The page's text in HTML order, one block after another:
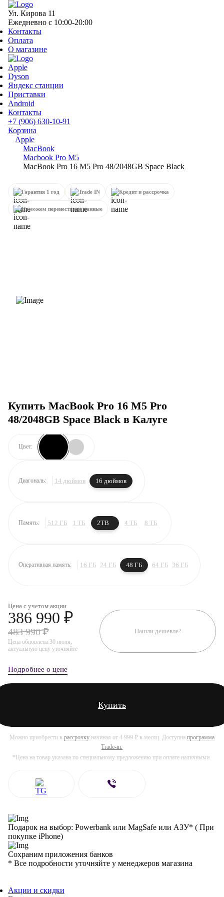
Ул. Кирова 11
Ежедневно с 10:00-20:00
Контакты
Оплата
О магазине
Apple
Dyson
Яндекс станции
Приставки
Android
Контакты
+7 (906) 630-10-91
Корзина
Apple
MacBook
Macbook Pro M5
MacBook Pro 16 M5 Pro 48/2048GB Space Black
Гарантия 1 год Trade IN Кредит и рассрочка
Поможем перенести все данные
Купить MacBook Pro 16 M5 Pro
48/2048GB Space Black в Калуге
Цвет:
Диагональ: 14 дюймов 16 дюймов
Память: 512 ГБ 1 ТБ 2TB 4 ТБ 8 ТБ
Оперативная память: 16 ГБ 24 ГБ 48 ГБ 64 ГБ 36 ГБ
Цена с учетом акции
386 990 ₽
483 990 ₽
Цена обновлена 30 июля,
актуальную цену уточняйте
Нашли дешевле?
Подробнее о цене
Купить
Можно приобрести в рассрочкуначиная от 4 999 ₽ в месяц. Доступна программа
Trade-in.
*Цена на товар указана по специальному предложению при оплате наличными.
Подарок на выбор: Powerbank или MagSafe или AЗУ* ( При
покупке iPhone)
Сохраним приложения банков
* Все подробности уточняйте у менеджеров магазина
Акции и скидки